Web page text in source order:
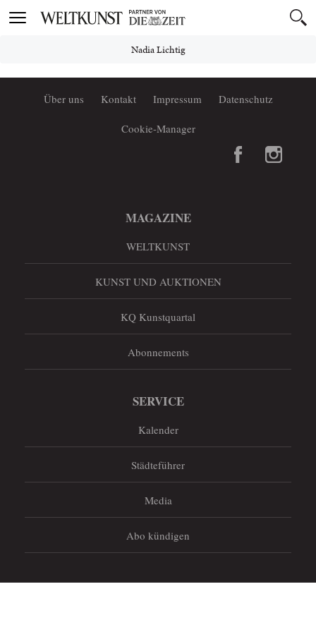
Toggle
Nadia Lichtig
Über uns Kontakt Impressum Datenschutz
Cookie-Manager
MAGAZINE
WELTKUNST
KUNST UND AUKTIONEN
KQ Kunstquartal
Abonnements
SERVICE
Kalender
Städteführer
Media
Abo kündigen